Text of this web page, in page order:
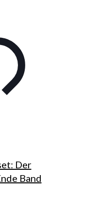
Der
Band